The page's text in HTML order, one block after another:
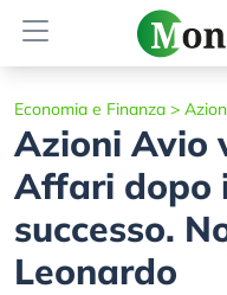
Economia e Finanza >
Azioni Avio
Affari dopo
successo.
Leonardo